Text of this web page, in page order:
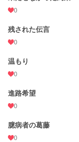
きていくんだ」
「希望」を抱くまでの再生
「15の春 未来を奪われた
小説
ライト文芸 9,589 位 /
0
残された伝言
0
温もり
0
進路希望
0
臆病者の葛藤
0